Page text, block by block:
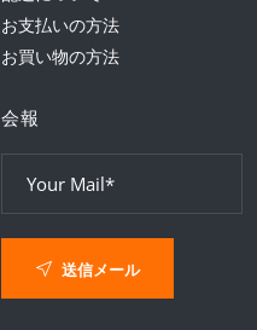
お支払いの方法
お買い物の方法
会報
送信メール